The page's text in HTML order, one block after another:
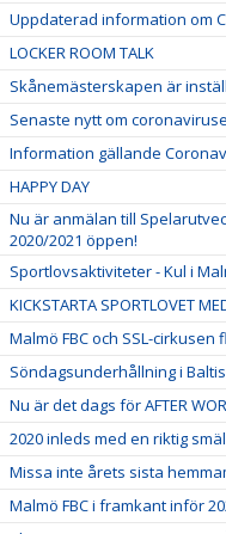
Uppdaterad information om
LOCKER ROOM TALK
Skånemästerskapen är
Senaste nytt om
Information gällande
HAPPY DAY
Nu är anmälan till
2020/2021 öppen!
Sportlovsaktiviteter - Kul i
KICKSTARTA SPORTLOVET
Malmö FBC och SSL-
Söndagsunderhållning i
Nu är det dags för AFTER
2020 inleds med en riktig
Missa inte årets sista
Malmö FBC i framkant inför